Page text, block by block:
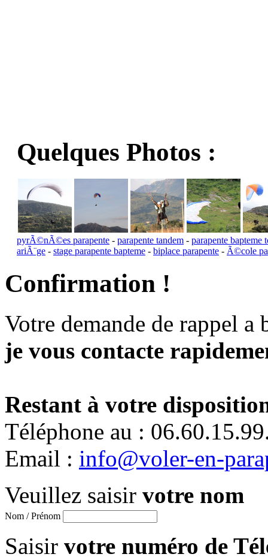
Quelques Photos :
pyrÃ©nÃ©es parapente - parapente tandem - parapente bapteme
ariÃ¨ge - stage parapente bapteme - biplace parapente - Ã©cole
Confirmation !
Votre demande de rappel a
je vous contacte
Restant à votre
Téléphone au :
Email : info@voler-en-
Veuillez saisir votre nom
Nom / Prénom
Saisir votre numéro de